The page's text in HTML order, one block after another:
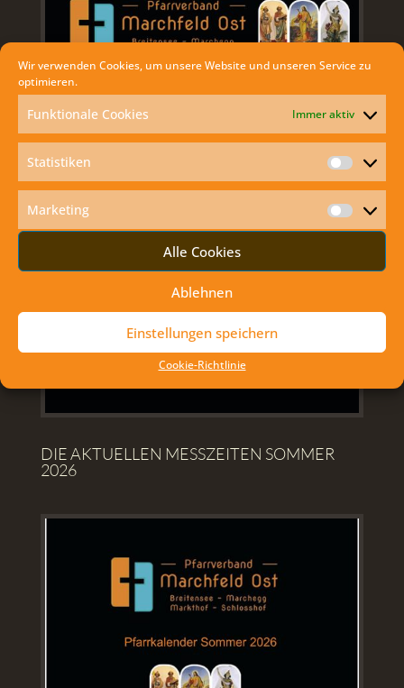
Wir verwenden Cookies, um unsere Website und unseren Service zu
optimieren.
Funktionale Cookies Immer aktiv
Statistiken
Marketing
Alle Cookies
Ablehnen
Einstellungen speichern
Cookie-Richtlinie
DIE AKTUELLEN MESSZEITEN SOMMER
2026